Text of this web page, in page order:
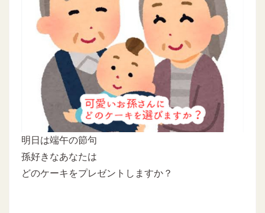
明日は端午の節句
孫好きなあなたは
どのケーキをプレゼントしますか？